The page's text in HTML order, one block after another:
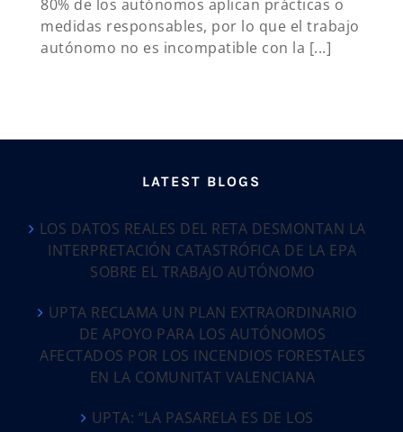
80% de los autónomos aplican prácticas o
medidas responsables, por lo que el trabajo
autónomo no es incompatible con la [...]
LATEST BLOGS
LOS DATOS REALES DEL RETA DESMONTAN LA
INTERPRETACIÓN CATASTRÓFICA DE LA EPA
SOBRE EL TRABAJO AUTÓNOMO
UPTA RECLAMA UN PLAN EXTRAORDINARIO
DE APOYO PARA LOS AUTÓNOMOS
AFECTADOS POR LOS INCENDIOS FORESTALES
EN LA COMUNITAT VALENCIANA
UPTA: “LA PASARELA ES DE LOS